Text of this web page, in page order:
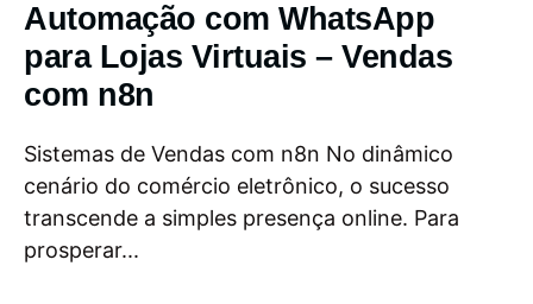
Automação com WhatsApp
para Lojas Virtuais – Vendas
com n8n
Sistemas de Vendas com n8n No dinâmico
cenário do comércio eletrônico, o sucesso
transcende a simples presença online. Para
prosperar...